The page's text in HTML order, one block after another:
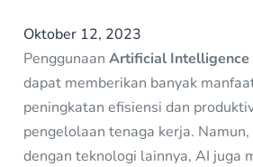
Oktober 12, 2023
PenggunaanArtificial Intelligence
dapat memberikan banyak
peningkatan efisiensi dan
pengelolaan tenaga kerja.
dengan teknologi lainnya, AI juga